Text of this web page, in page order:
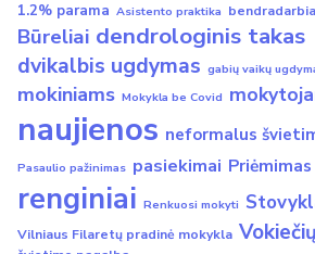
1.2% parama Asistento praktika
Būreliai dendrologinis takas
dvikalbis ugdymas gabių vaikų
mokiniams Mokykla be Covid
naujienos neformalus
Pasaulio pažinimas pasiekimai Priėmimas
renginiai Renkuosi mokyti
Vilniaus Filaretų pradinė mokykla